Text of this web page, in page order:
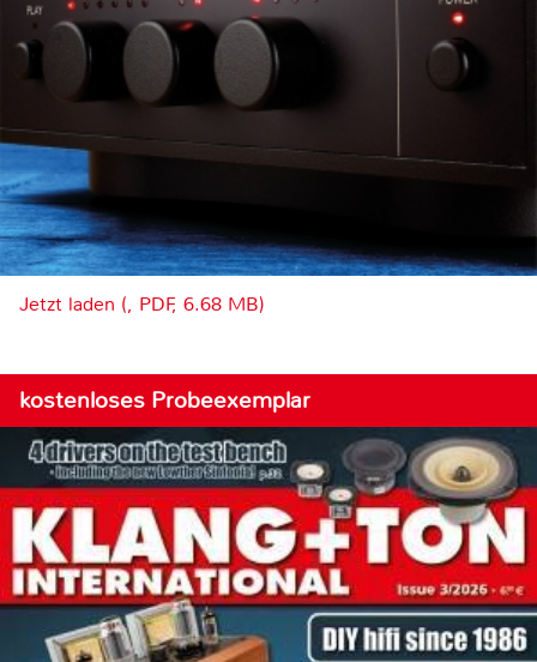
Jetzt laden (, PDF, 6.68 MB)
kostenloses Probeexemplar